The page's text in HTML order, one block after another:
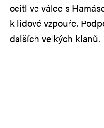
ocitl ve válce s
k lidové vzpouře.
dalších velkých klanů.